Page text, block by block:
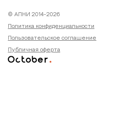
© АПНИ 2014-2026
Политика конфиденциальности
Пользовательское соглашение
Публичная оферта